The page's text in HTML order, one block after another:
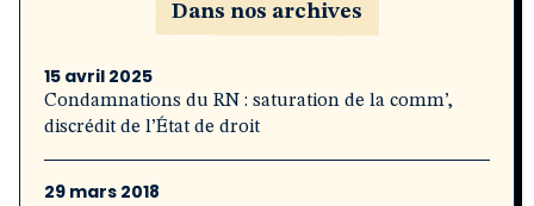
Dans nos archives
15 avril 2025
Condamnations du RN : saturation de la comm’,
discrédit de l’État de droit
29 mars 2018